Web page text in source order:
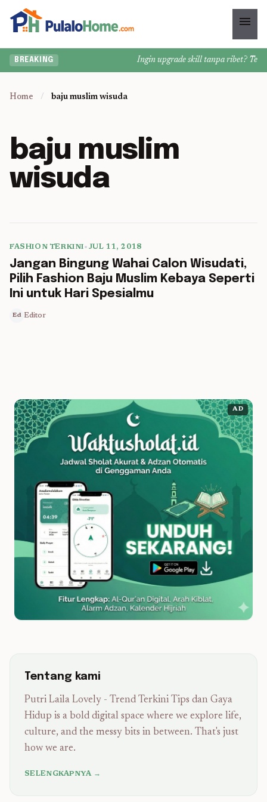
menu
BREAKING Ingin upgrade skill tanpa ribet?
Home / baju muslim wisuda
baju muslim
wisuda
5 min read
FASHION TERKINI• JUL 11, 2018
Jangan Bingung Wahai Calon Wisudati,
Pilih Fashion Baju Muslim Kebaya Seperti
Ini untuk Hari Spesialmu
Ed Editor
AD
Tentang kami
Putri Laila Lovely - Trend Terkini Tips dan Gaya
Hidup is a bold digital space where we explore life,
culture, and the messy bits in between. That's just
how we are.
SELENGKAPNYA →